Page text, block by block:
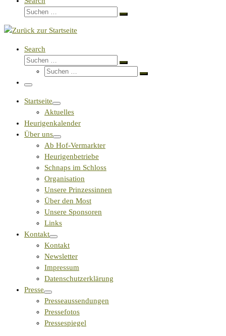
Suche
Suchen …
Search
Suche
Suchen …
Suche
Suchen …
Menü
Startseite
Aktuelles
Heurigenkalender
Über uns
Ab Hof-Vermarkter
Heurigenbetriebe
Schnaps im Schloss
Organisation
Unsere Prinzessinnen
Über den Most
Unsere Sponsoren
Links
Kontakt
Kontakt
Newsletter
Impressum
Datenschutzerklärung
Presse
Presseaussendungen
Pressefotos
Pressespiegel